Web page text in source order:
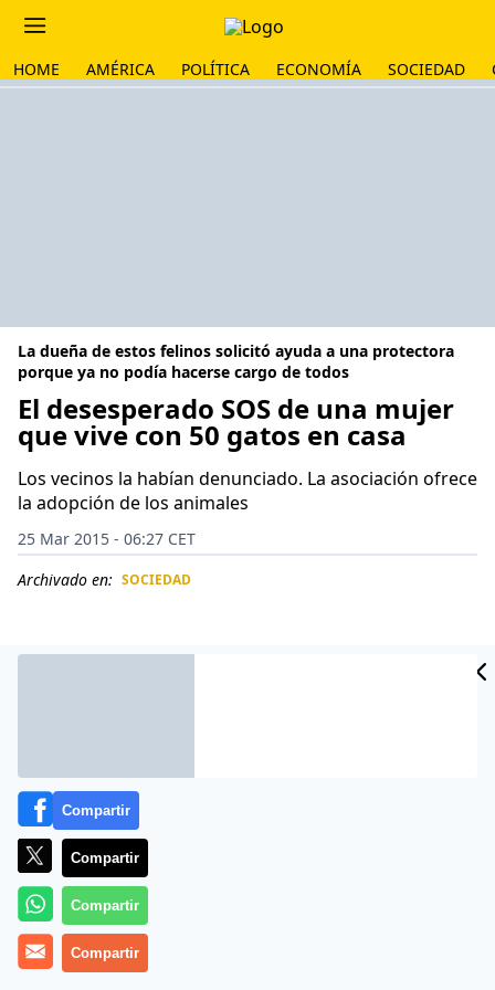
HOME AMÉRICA POLÍTICA ECONOMÍA SOCIEDAD
La dueña de estos felinos solicitó ayuda a una protectora
porque ya no podía hacerse cargo de todos
El desesperado SOS de una mujer
que vive con 50 gatos en casa
Los vecinos la habían denunciado. La asociación ofrece
la adopción de los animales
25 Mar 2015 - 06:27 CET
Archivado en: SOCIEDAD
Una mujer de Madrid reúne en su casa a medio
centenar de gatos rescatados de la calle.
Compartir
Compartir
Compartir
Compartir